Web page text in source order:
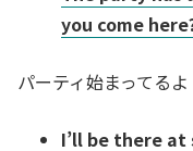
you come
パーティ始まってる
I’ll be there